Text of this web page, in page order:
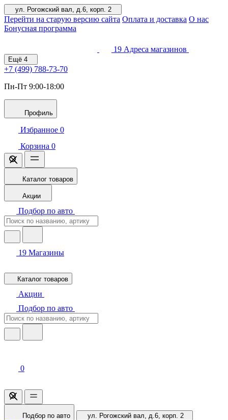
ул. Рогожский вал, д.6, корп. 2
Перейти на старую версию сайта Оплата и доставка О нас
Бонусная программа
19 Адреса магазинов
Ещё 4
+7 (499) 788-73-70
Пн-Пт 9:00-18:00
Профиль
Избранное 0
Корзина 0
Каталог товаров
Акции
Подбор по авто
19 Магазины
Каталог товаров
Акции
Подбор по авто
0
Подбор по авто ул. Рогожский вал, д.6, корп. 2